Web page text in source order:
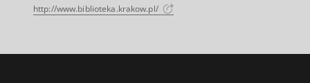
http://www.biblioteka.krakow.pl/